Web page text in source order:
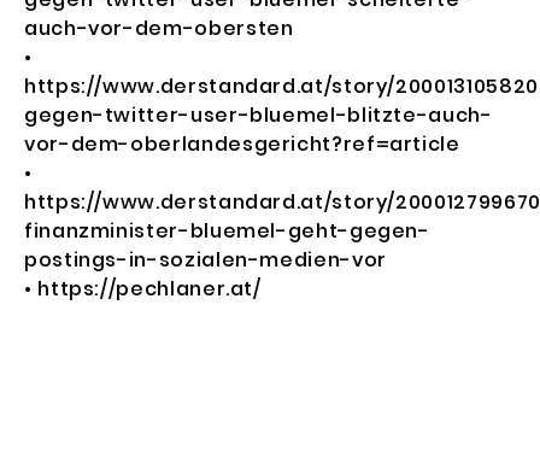
auch-vor-dem-obersten
•
https://www.derstandard.at/story/
gegen-twitter-user-bluemel-blitzte-auch-
vor-dem-oberlandesgericht?ref=article
•
https://www.derstandard.at/story/
finanzminister-bluemel-geht-gegen-
postings-in-sozialen-medien-vor
• https://pechlaner.at/